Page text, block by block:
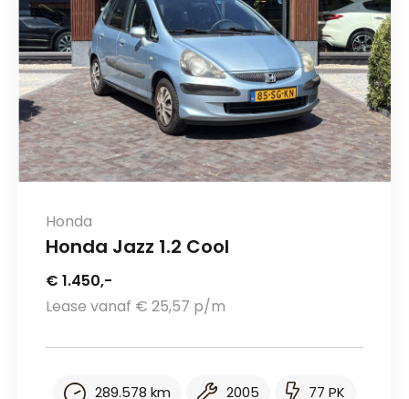
Honda
Honda Jazz 1.2 Cool
€ 1.450,-
Lease vanaf € 25,57 p/m
289.578 km 2005 77 PK